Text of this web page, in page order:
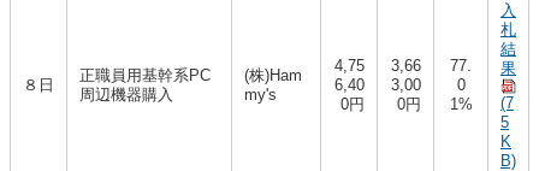
８日
正職員用基幹系PC
周辺機器購入
(株)Ham
my's
4,75
6,40
0円
3,66
3,00
0円
77.
0
1%
入
札
結
果
(7
5
K
B)